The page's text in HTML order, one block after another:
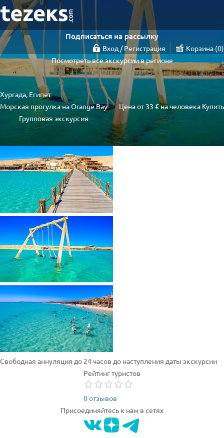
Подписаться на рассылку
Вход / Регистрация Корзина 0
Посмотреть все экскурсии в регионе
Хургада, Египет
Морская прогулка на Orange Bay
Групповая экскурсия
Цена от 33 €на человека Купить
Свободная аннуляция до 24 часов до наступления даты экскурсии
Рейтинг туристов
0 отзывов
Присоединяйтесь к нам в сетях